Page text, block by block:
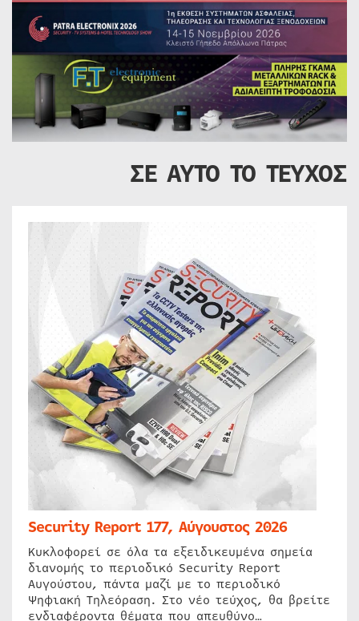
ΣΕ ΑΥΤΟ ΤΟ ΤΕΥΧΟΣ
Security Report 177, Αύγουστος 2026
Κυκλοφορεί σε όλα τα εξειδικευμένα σημεία
διανομής το περιοδικό Security Report
Αυγούστου, πάντα μαζί με το περιοδικό
Ψηφιακή Τηλεόραση. Στο νέο τεύχος, θα βρείτε
ενδιαφέροντα θέματα που απευθύνο…